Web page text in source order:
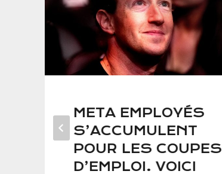
META EMPLOYÉS
S’ACCUMULENT
POUR LES COUPES
D’EMPLOI. VOICI